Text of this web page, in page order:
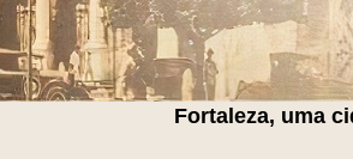
Fortaleza, uma cidade emTr AnSf Or